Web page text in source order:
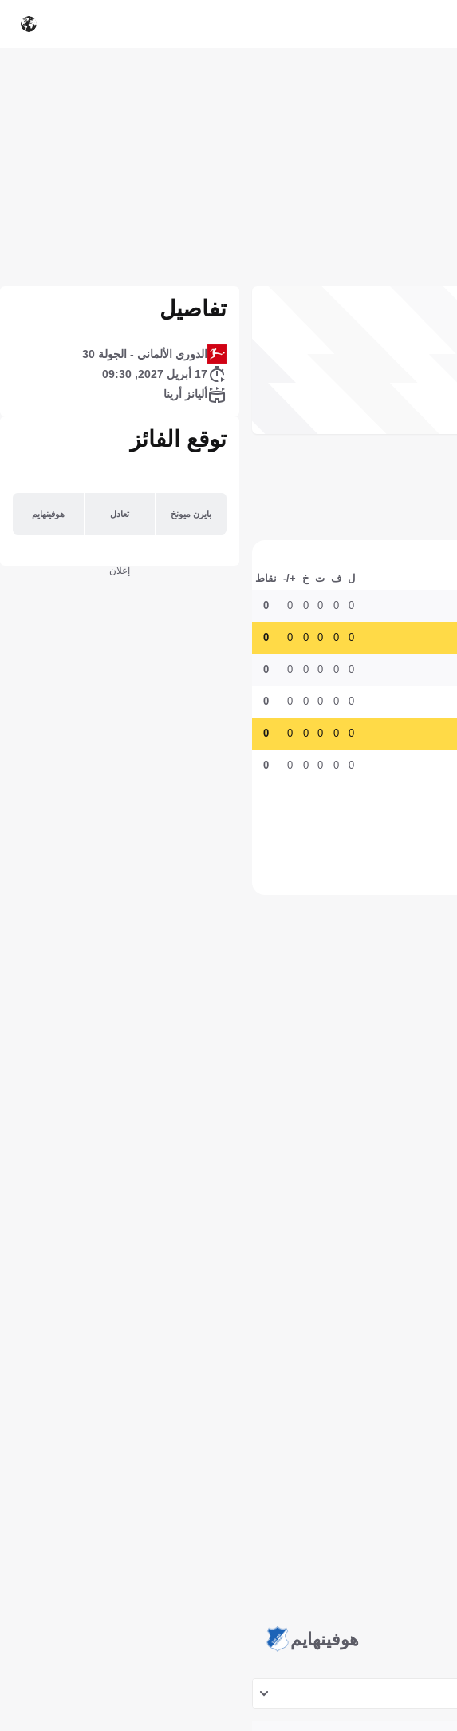
ل ف ت خ +/- نقاط
0
0
0
0
0
0
0
0
0
0
0
0
0
0
0
0
0
0
0
0
0
0
0
0
0
0
0
0
0
0
0
0
0
0
0
0
هوفينهايم
تفاصيل
الدوري الألماني - الجولة 30
17 أبريل 2027, 09:30
أليانز أرينا
توقع الفائز
بايرن ميونخ تعادل هوفينهايم
إعلان